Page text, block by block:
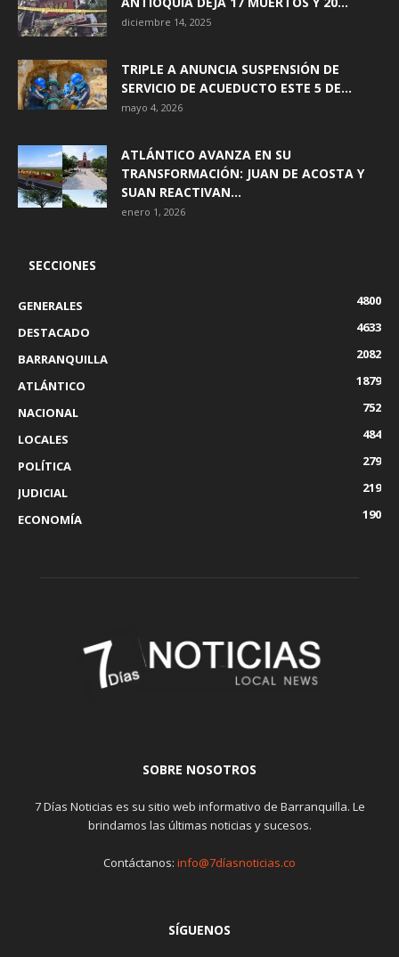
diciembre 14, 2025
TRIPLE A ANUNCIA SUSPENSIÓN DE
SERVICIO DE ACUEDUCTO ESTE 5 DE...
mayo 4, 2026
ATLÁNTICO AVANZA EN SU
TRANSFORMACIÓN: JUAN DE ACOSTA Y
SUAN REACTIVAN...
enero 1, 2026
SECCIONES
GENERALES
4800
DESTACADO
4633
BARRANQUILLA
2082
ATLÁNTICO
1879
NACIONAL
752
LOCALES
484
POLÍTICA
279
JUDICIAL
219
ECONOMÍA
190
SOBRE NOSOTROS
7 Días Noticias es su sitio web informativo de Barranquilla. Le
brindamos las últimas noticias y sucesos.
Contáctanos: info@7díasnoticias.co
SÍGUENOS